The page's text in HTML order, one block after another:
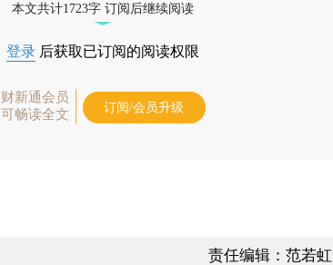
本文共计1723字 订阅后继续阅读
登录 后获取已订阅的阅读权限
财新通会员
可畅读全文
订阅/会员升级
责任编辑：范若虹